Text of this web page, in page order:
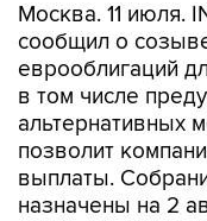
Москва. 11 июля.
сообщил о
еврооблигаций
в том числе
альтернативных
позволит
выплаты.
назначены на 2